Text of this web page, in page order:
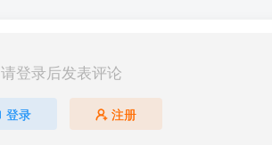
请登录后发表评论
登录 注册